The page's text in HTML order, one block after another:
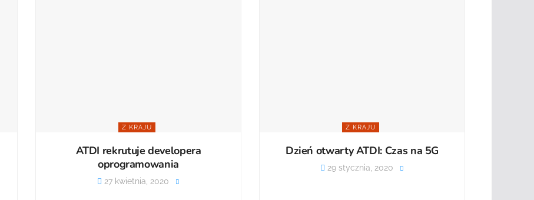
Z KRAJU
ATDI rekrutuje developera
oprogramowania
27 kwietnia, 2020
Z KRAJU
Dzień otwarty ATDI: Czas na 5G
29 stycznia, 2020